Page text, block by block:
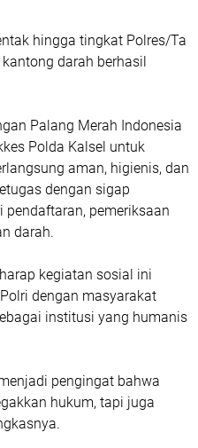
hingga tingkat Polres/Ta
darah berhasil
Palang Merah Indonesia
Polda Kalsel untuk
aman, higienis, dan
dengan sigap
pemeriksaan
darah.
kegiatan sosial ini
dengan masyarakat
institusi yang humanis
pengingat bahwa
hukum, tapi juga